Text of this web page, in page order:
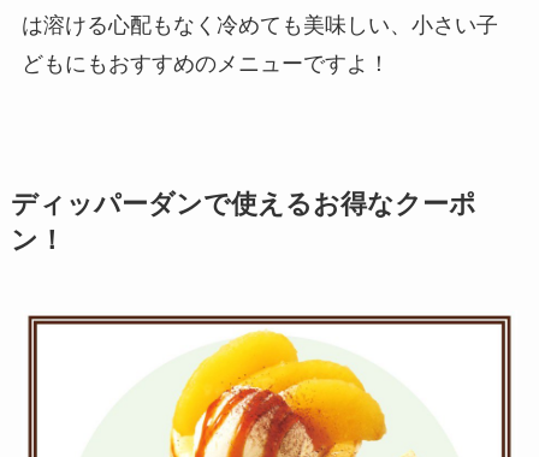
は溶ける心配もなく冷めても美味しい、小さい子
どもにもおすすめのメニューですよ！
ディッパーダンで使えるお得なクーポ
ン！